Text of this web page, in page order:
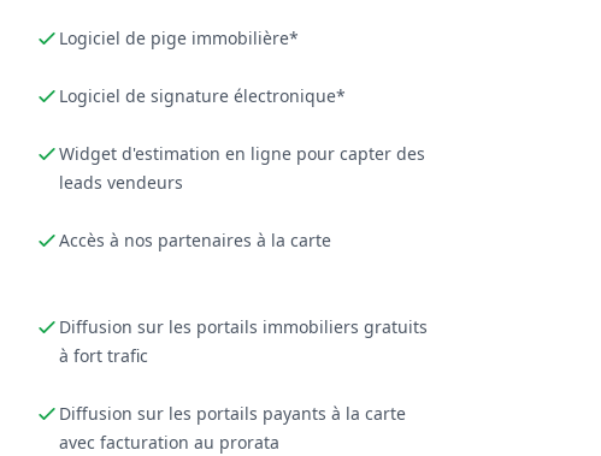
Logiciel de pige immobilière*
Logiciel de signature électronique*
Widget d'estimation en ligne pour capter des
leads vendeurs
Accès à nos partenaires à la carte
Diffusion sur les portails immobiliers gratuits
à fort trafic
Diffusion sur les portails payants à la carte
avec facturation au prorata